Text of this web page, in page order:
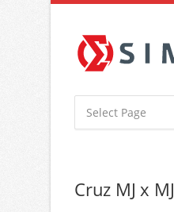
Cruz MJ x MJ